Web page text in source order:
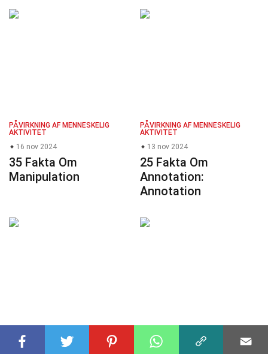
PÅVIRKNING AF MENNESKELIG
AKTIVITET
16 nov 2024
35 Fakta Om
Manipulation
PÅVIRKNING AF MENNESKELIG
AKTIVITET
13 nov 2024
25 Fakta Om
Annotation:
Annotation
PÅVIRKNING AF MENNESKELIG
AKTIVITET
PÅVIRKNING AF MENNESKELIG
AKTIVITET